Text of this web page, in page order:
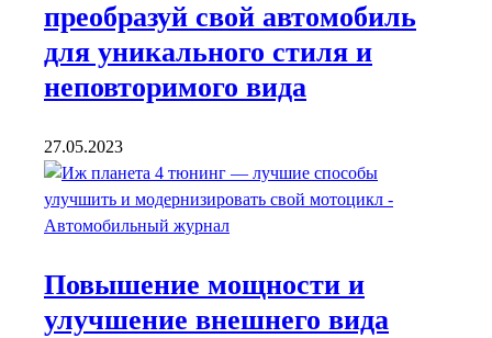
преобразуй свой автомобиль
для уникального стиля и
неповторимого вида
27.05.2023
Повышение мощности и
улучшение внешнего вида